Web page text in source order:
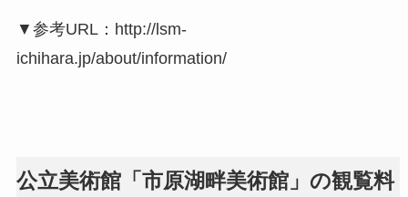
▼参考URL：http://lsm-
ichihara.jp/about/information/
公立美術館「市原湖畔美術館」の観覧料